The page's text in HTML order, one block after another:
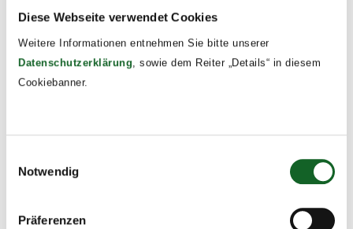
Diese Webseite verwendet Cookies
Weitere Informationen entnehmen Sie bitte unserer
Datenschutzerklärung , sowie dem Reiter „Details“ in diesem
Cookiebanner.
Notwendig
Präferenzen